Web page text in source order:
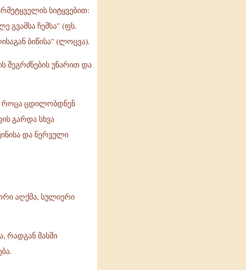
სიტყვებით:
გვამსა ჩემსა" (ფს.
ბიწისა" (ლოცვა).
უნარით და
როცა ცდილობდნენ
გარდა სხვა
და ნერვული
აღქმა, სულიერი
რადგან მასში